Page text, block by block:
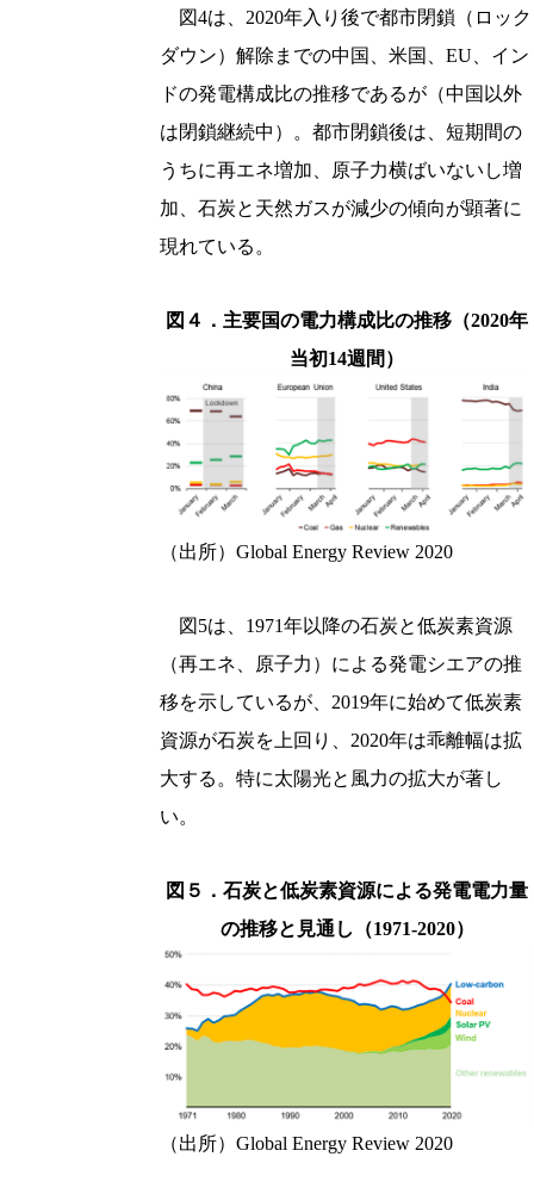
図4は、2020年入り後で都市閉鎖（ロック
ダウン）解除までの中国、米国、EU、イン
ドの発電構成比の推移であるが（中国以外
は閉鎖継続中）。都市閉鎖後は、短期間の
うちに再エネ増加、原子力横ばいないし増
加、石炭と天然ガスが減少の傾向が顕著に
現れている。
図４．主要国の電力構成比の推移（2020年
当初14週間）
（出所）Global Energy Review 2020
図5は、1971年以降の石炭と低炭素資源
（再エネ、原子力）による発電シエアの推
移を示しているが、2019年に始めて低炭素
資源が石炭を上回り、2020年は乖離幅は拡
大する。特に太陽光と風力の拡大が著し
い。
図５．石炭と低炭素資源による発電電力量
の推移と見通し（1971-2020）
（出所）Global Energy Review 2020